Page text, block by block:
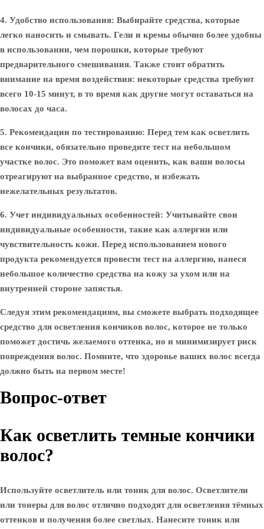
4. Удобство использования: Выбирайте средства, которые
легко наносить и смывать. Гели и кремы обычно более удобны
в использовании, чем порошки, которые требуют
предварительного смешивания. Также стоит обратить
внимание на время воздействия: некоторые средства требуют
всего 10-15 минут, в то время как другие могут оставаться на
волосах до часа.
5. Рекомендации по тестированию: Перед тем как осветлить
все кончики, обязательно проведите тест на небольшом
участке волос. Это поможет вам оценить, как ваши волосы
отреагируют на выбранное средство, и избежать
нежелательных результатов.
6. Учет индивидуальных особенностей: Учитывайте свои
индивидуальные особенности, такие как аллергии или
чувствительность кожи. Перед использованием нового
продукта рекомендуется провести тест на аллергию, нанеся
небольшое количество средства на кожу за ухом или на
внутренней стороне запястья.
Следуя этим рекомендациям, вы сможете выбрать подходящее
средство для осветления кончиков волос, которое не только
поможет достичь желаемого оттенка, но и минимизирует риск
повреждения волос. Помните, что здоровье ваших волос всегда
должно быть на первом месте!
Вопрос-ответ
Как осветлить темные кончики
волос?
Используйте осветлитель или тоник для волос. Осветлители
или тонеры для волос отлично подходят для осветления тёмных
оттенков и получения более светлых. Нанесите тоник или